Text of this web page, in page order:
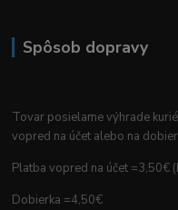
Spôsob dopravy
Tovar posielame výhrade
vopred na účet alebo na
Platba vopred na účet =3,50€
Dobierka =4,50€